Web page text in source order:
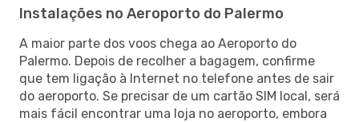
Instalações no Aeroporto do Palermo
A maior parte dos voos chega ao Aeroporto do
Palermo. Depois de recolher a bagagem, confirme
que tem ligação à Internet no telefone antes de sair
do aeroporto. Se precisar de um cartão SIM local, será
mais fácil encontrar uma loja no aeroporto, embora